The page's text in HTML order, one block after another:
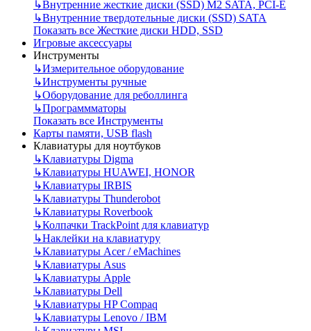
↳Внутренние жесткие диски (SSD) M2 SATA, PCI-E
↳Внутренние твердотельные диски (SSD) SATA
Показать все Жесткие диски HDD, SSD
Игровые аксессуары
Инструменты
↳Измерительное оборудование
↳Инструменты ручные
↳Оборудование для реболлинга
↳Программматоры
Показать все Инструменты
Карты памяти, USB flash
Клавиатуры для ноутбуков
↳Клавиатуры Digma
↳Клавиатуры HUAWEI, HONOR
↳Клавиатуры IRBIS
↳Клавиатуры Thunderobot
↳Клавиатуры Roverbook
↳Колпачки TrackPoint для клавиатур
↳Наклейки на клавиатуру
↳Клавиатуры Acer / eMachines
↳Клавиатуры Asus
↳Клавиатуры Apple
↳Клавиатуры Dell
↳Клавиатуры HP Compaq
↳Клавиатуры Lenovo / IBM